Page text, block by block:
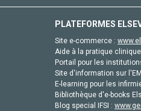
PLATEFORMES
Site e-commerce :
Aide à la pratique
Portail pour les
Site d'information sur
E-learning pour les
Bibliothèque d'e-books
Blog special IFSI :